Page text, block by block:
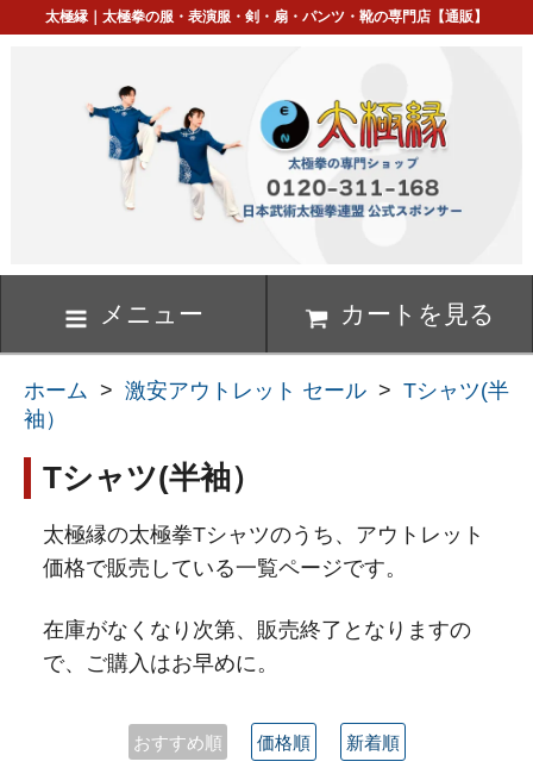
太極縁｜太極拳の服・表演服・剣・扇・パンツ・靴の専門店【通販】
メニュー カートを見る
ホーム > 激安アウトレット セール > Tシャツ(半
袖）
Tシャツ(半袖）
太極縁の太極拳Tシャツのうち、アウトレット
価格で販売している一覧ページです。
在庫がなくなり次第、販売終了となりますの
で、ご購入はお早めに。
おすすめ順 価格順 新着順